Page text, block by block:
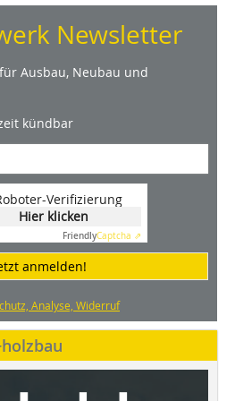
Newsletter
Ausbau, Neubau und
kündbar
Verifizierung
Hier klicken
FriendlyCaptcha ⇗
anmelden!
Analyse, Widerruf